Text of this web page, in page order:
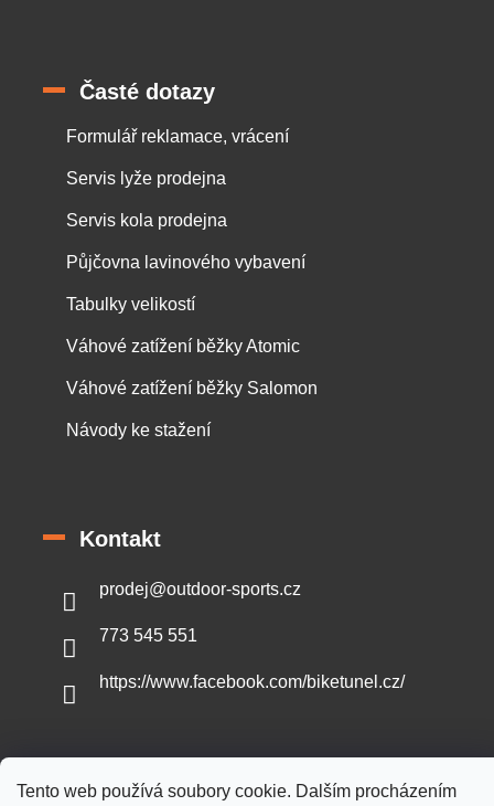
Tento web používá soubory cookie. Dalším procházením
Časté dotazy
Formulář reklamace, vrácení
Servis lyže prodejna
Servis kola prodejna
Půjčovna lavinového vybavení
Tabulky velikostí
Váhové zatížení běžky Atomic
Váhové zatížení běžky Salomon
Návody ke stažení
Kontakt
prodej@outdoor-sports.cz
773 545 551
https://www.facebook.com/biketunel.cz/
Vytvořil Shoptet